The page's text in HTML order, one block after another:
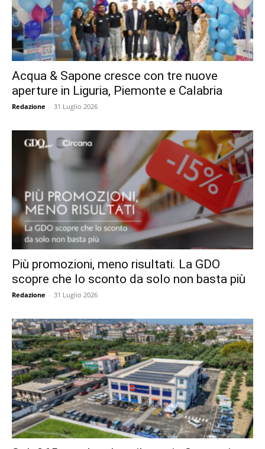
Acqua & Sapone cresce con tre nuove
aperture in Liguria, Piemonte e Calabria
Redazione - 31 Luglio 2026
Più promozioni, meno risultati. La GDO
scopre che lo sconto da solo non basta più
Redazione - 31 Luglio 2026